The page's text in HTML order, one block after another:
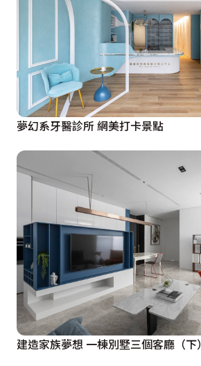
夢幻系牙醫診所 網美打卡景點
建造家族夢想 一棟別墅三個客廳（下）